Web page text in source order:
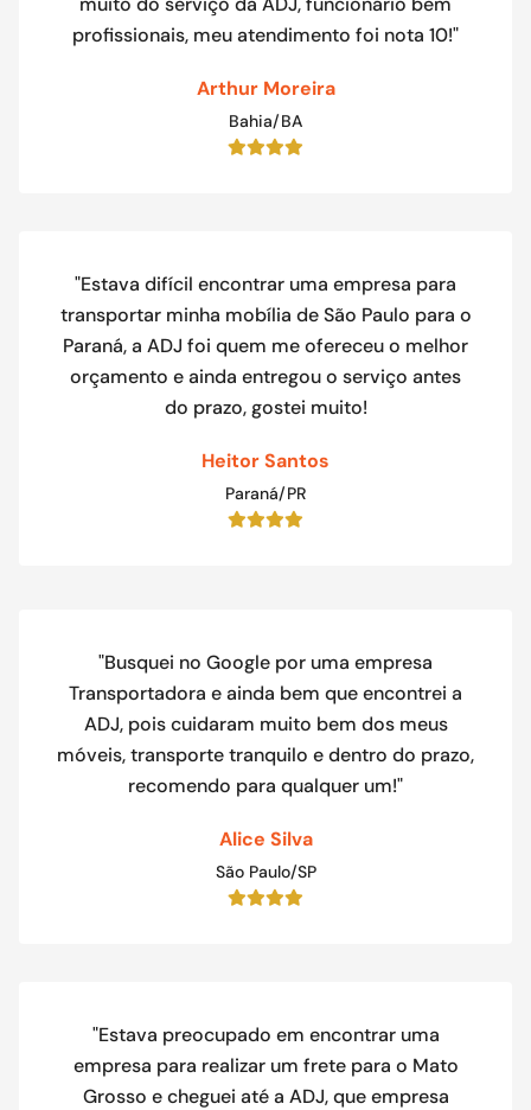
profissionais, meu atendimento foi nota 10!"
Arthur Moreira
Bahia/BA
"Estava difícil encontrar uma empresa para
transportar minha mobília de São Paulo para o
Paraná, a ADJ foi quem me ofereceu o melhor
orçamento e ainda entregou o serviço antes
do prazo, gostei muito!
Heitor Santos
Paraná/PR
"Busquei no Google por uma empresa
Transportadora e ainda bem que encontrei a
ADJ, pois cuidaram muito bem dos meus
móveis, transporte tranquilo e dentro do prazo,
recomendo para qualquer um!"
Alice Silva
São Paulo/SP
"Estava preocupado em encontrar uma
empresa para realizar um frete para o Mato
Grosso e cheguei até a ADJ, que empresa